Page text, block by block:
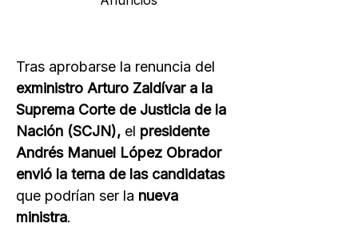
Tras aprobarse la renuncia del
exministro Arturo Zaldívar a la
Suprema Corte de Justicia de la
Nación (SCJN), el presidente
Andrés Manuel López Obrador
envió la terna de las candidatas
que podrían ser la nueva
ministra.